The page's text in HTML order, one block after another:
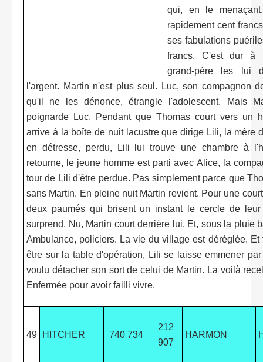
qui, en le
rapidement cent
ses fabulations
francs. C'est dur à
grand-père les lui
l'argent. Martin n'est plus seul. Luc, son compagnon
qu'il ne les dénonce, étrangle l'adolescent. Mais
poignarde Luc. Pendant que Thomas court vers un
arrive à la boîte de nuit lacustre que dirige Lili, la mère
en détresse, perdu, Lili lui trouve une chambre à
retourne, le jeune homme est parti avec Alice, la
tour de Lili d'être perdue. Pas simplement parce que
sans Martin. En pleine nuit Martin revient. Pour une
deux paumés qui brisent un instant le cercle de
surprend. Nu, Martin court derrière lui. Et, sous la pluie
Ambulance, policiers. La vie du village est déréglée. Et
être sur la table d'opération, Lili se laisse emmener
voulu détacher son sort de celui de Martin. La voilà
Enfermée pour avoir failli vivre.
49 HITCHER 740 734
212
907
HARMON